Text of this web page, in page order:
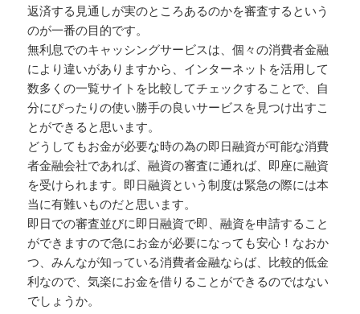
返済する見通しが実のところあるのかを審査するという
のが一番の目的です。
無利息でのキャッシングサービスは、個々の消費者金融
により違いがありますから、インターネットを活用して
数多くの一覧サイトを比較してチェックすることで、自
分にぴったりの使い勝手の良いサービスを見つけ出すこ
とができると思います。
どうしてもお金が必要な時の為の即日融資が可能な消費
者金融会社であれば、融資の審査に通れば、即座に融資
を受けられます。即日融資という制度は緊急の際には本
当に有難いものだと思います。
即日での審査並びに即日融資で即、融資を申請すること
ができますので急にお金が必要になっても安心！なおか
つ、みんなが知っている消費者金融ならば、比較的低金
利なので、気楽にお金を借りることができるのではない
でしょうか。